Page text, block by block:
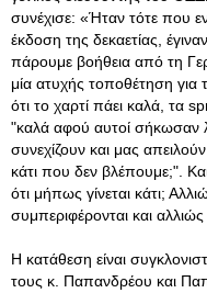
συνέχισε: «Ήταν τότε που
έκδοση της δεκαετίας,
πάρουμε βοήθεια από τη
μία ατυχής τοποθέτηση για
ότι το χαρτί πάει καλά, τα
"καλά αφού αυτοί σήκωσαν
συνεχίζουν και μας
κάτι που δεν βλέπουμε;".
ότι μήπως γίνεται κάτι;
συμπεριφέρονται και
Η κατάθεση είναι
τους κ. Παπανδρέου και